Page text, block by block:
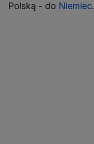
Polską - do Niemiec.